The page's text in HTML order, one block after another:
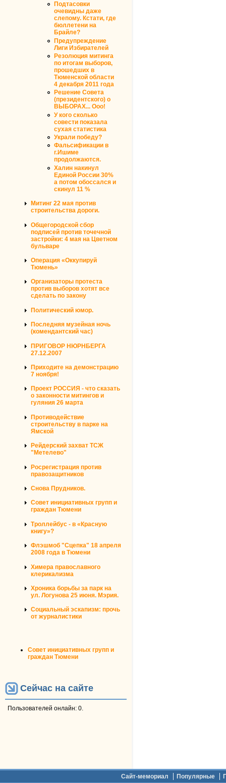
Подтасовки
очевидны даже
слепому. Кстати, где
бюллетени на
Брайле?
Предупреждение
Лиги Избирателей
Резолюция митинга
по итогам выборов,
прошедших в
Тюменской области
4 декабря 2011 года
Решение Совета
(президентского) о
ВЫБОРАХ... Ооо!
У кого сколько
совести показала
сухая статистика
Украли победу?
Фальсификации в
г.Ишиме
продолжаются.
Халин накинул
Единой России 30%
а потом обоссался и
скинул 11 %
Митинг 22 мая против
строительства дороги.
Общегородской сбор
подписей против точечной
застройки: 4 мая на Цветном
бульваре
Операция «Оккупируй
Тюмень»
Организаторы протеста
против выборов хотят все
сделать по закону
Политический юмор.
Последняя музейная ночь
(комендантский час)
ПРИГОВОР НЮРНБЕРГА
27.12.2007
Приходите на демонстрацию
7 ноября!
Проект РОССИЯ - что сказать
о законности митингов и
гуляния 26 марта
Противодействие
строительству в парке на
Ямской
Рейдерский захват ТСЖ
"Метелево"
Росрегистрация против
правозащитников
Снова Прудников.
Совет инициативных групп и
граждан Тюмени
Троллейбус - в «Красную
книгу»?
Флэшмоб "Сцепка" 18 апреля
2008 года в Тюмени
Химера православного
клерикализма
Хроника борьбы за парк на
ул. Логунова 25 июня. Мэрия.
Социальный эскапизм: прочь
от журналистики
Совет инициативных групп и
граждан Тюмени
Сейчас на сайте
Пользователей онлайн: 0.
Сайт-мемориал Популярные